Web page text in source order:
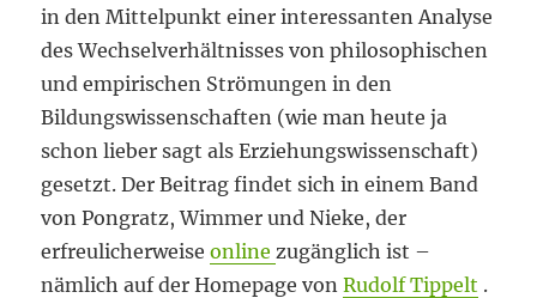
in den Mittelpunkt einer interessanten Analyse
des Wechselverhältnisses von philosophischen
und empirischen Strömungen in den
Bildungswissenschaften (wie man heute ja
schon lieber sagt als Erziehungswissenschaft)
gesetzt. Der Beitrag findet sich in einem Band
von Pongratz, Wimmer und Nieke, der
erfreulicherweiseonline zugänglich ist –
nämlich auf der Homepage vonRudolf Tippelt .